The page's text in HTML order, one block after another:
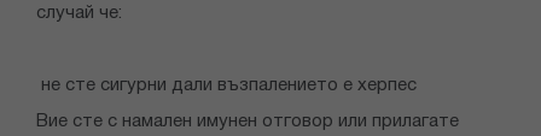
случай че:
не сте сигурни дали възпалението е херпес
Вие сте с намален имунен отговор или прилагате